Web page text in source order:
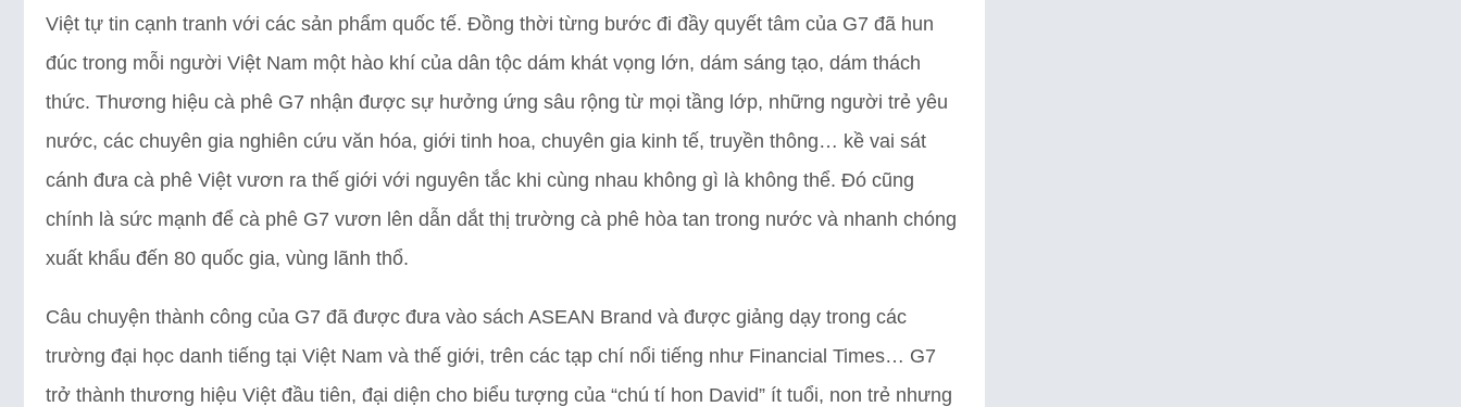
Việt tự tin cạnh tranh với các sản phẩm quốc tế. Đồng thời từng bước đi đầy quyết tâm của G7 đã hun
đúc trong mỗi người Việt Nam một hào khí của dân tộc dám khát vọng lớn, dám sáng tạo, dám thách
thức. Thương hiệu cà phê G7 nhận được sự hưởng ứng sâu rộng từ mọi tầng lớp, những người trẻ yêu
nước, các chuyên gia nghiên cứu văn hóa, giới tinh hoa, chuyên gia kinh tế, truyền thông… kề vai sát
cánh đưa cà phê Việt vươn ra thế giới với nguyên tắc khi cùng nhau không gì là không thể. Đó cũng
chính là sức mạnh để cà phê G7 vươn lên dẫn dắt thị trường cà phê hòa tan trong nước và nhanh chóng
xuất khẩu đến 80 quốc gia, vùng lãnh thổ.
Câu chuyện thành công của G7 đã được đưa vào sách ASEAN Brand và được giảng dạy trong các
trường đại học danh tiếng tại Việt Nam và thế giới, trên các tạp chí nổi tiếng như Financial Times… G7
trở thành thương hiệu Việt đầu tiên, đại diện cho biểu tượng của “chú tí hon David” ít tuổi, non trẻ nhưng